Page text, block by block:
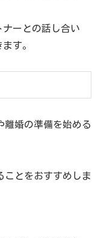
ーとの話し合い
す。
離婚の準備を始める
ことをおすすめしま